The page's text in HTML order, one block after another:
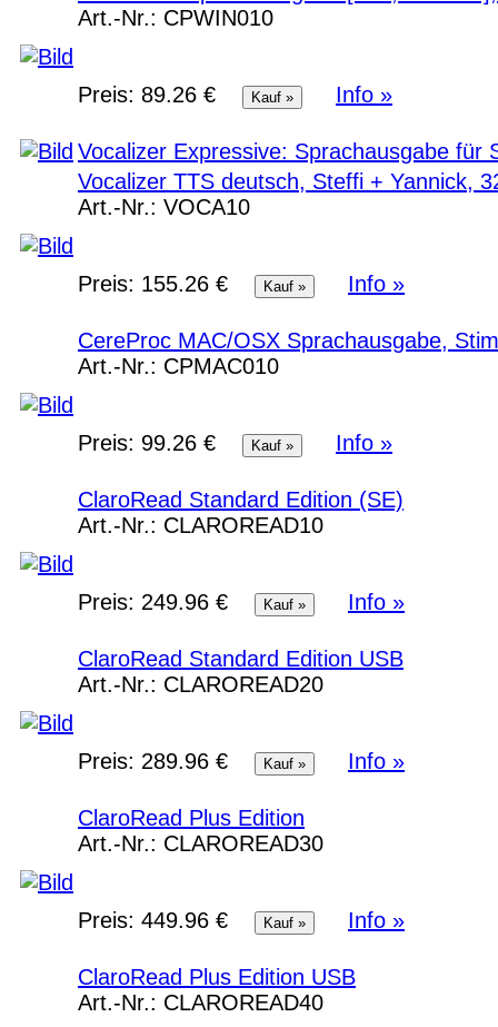
Art.-Nr.: CPWIN010
Preis: 89.26 € Info »
Vocalizer Expressive: Sprachausgabe für
Vocalizer TTS deutsch, Steffi + Yannick,
Art.-Nr.: VOCA10
Preis: 155.26 € Info »
CereProc MAC/OSX Sprachausgabe,
Art.-Nr.: CPMAC010
Preis: 99.26 € Info »
ClaroRead Standard Edition (SE)
Art.-Nr.: CLAROREAD10
Preis: 249.96 € Info »
ClaroRead Standard Edition USB
Art.-Nr.: CLAROREAD20
Preis: 289.96 € Info »
ClaroRead Plus Edition
Art.-Nr.: CLAROREAD30
Preis: 449.96 € Info »
ClaroRead Plus Edition USB
Art.-Nr.: CLAROREAD40